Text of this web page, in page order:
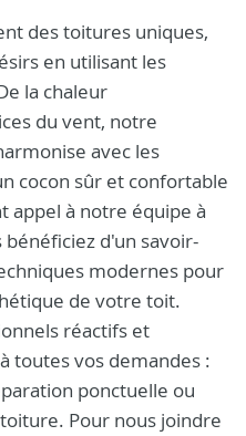
des toitures uniques,
en utilisant les
la chaleur
du vent, notre
avec les
cocon sûr et confortable
appel à notre équipe à
d'un savoir-
modernes pour
de votre toit.
réactifs et
toutes vos demandes :
ponctuelle ou
Pour nous joindre